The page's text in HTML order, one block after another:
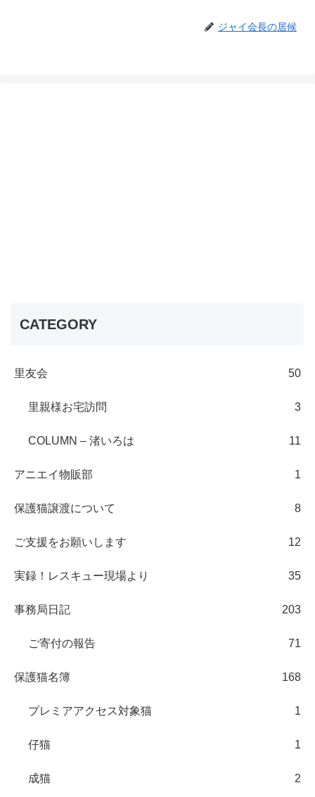
ジャイ会長の居候
CATEGORY
里友会 50
里親様お宅訪問 3
COLUMN – 渚いろは 11
アニエイ物販部 1
保護猫譲渡について 8
ご支援をお願いします 12
実録！レスキュー現場より 35
事務局日記 203
ご寄付の報告 71
保護猫名簿 168
プレミアアクセス対象猫 1
仔猫 1
成猫 2